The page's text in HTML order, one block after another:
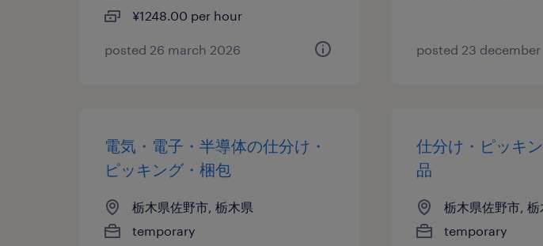
¥1248.00 per hour
posted 26 march 2026 posted 23
電気・電子・半導体の仕分け・
ピッキング・梱包
栃木県佐野市, 栃木県
temporary
仕分け・ピッキ
品
栃木県佐野市, 栃
temporary